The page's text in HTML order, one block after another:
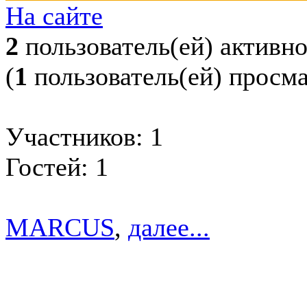
На сайте
2 пользователь(ей) активно
(1 пользователь(ей)
Участников: 1
Гостей: 1
MARCUS, далее...